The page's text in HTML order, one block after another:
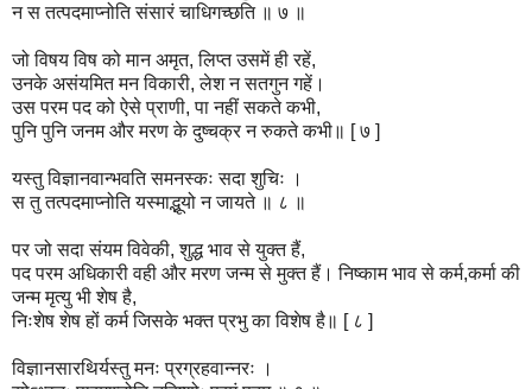
न स तत्पदमाप्नोति संसारं चाधिगच्छति ॥ ७ ॥
जो विषय विष को मान अमृत, लिप्त उसमें ही रहें,
उनके असंयमित मन विकारी, लेश न सतगुन गहें।
उस परम पद को ऐसे प्राणी, पा नहीं सकते कभी,
पुनि पुनि जनम और मरण के दुष्चक्र न रुकते कभी॥ [ ७ ]
यस्तु विज्ञानवान्भवति समनस्कः सदा शुचिः ।
स तु तत्पदमाप्नोति यस्माद्भूयो न जायते ॥ ८ ॥
पर जो सदा संयम विवेकी, शुद्ध भाव से युक्त हैं,
पद परम अधिकारी वही और मरण जन्म से मुक्त हैं। निष्काम भाव से कर्म,कर्मा की
जन्म मृत्यु भी शेष है,
निःशेष शेष हों कर्म जिसके भक्त प्रभु का विशेष है॥ [ ८ ]
विज्ञानसारथिर्यस्तु मनः प्रग्रहवान्नरः ।